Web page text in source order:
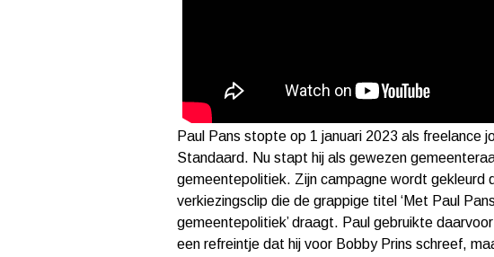
Paul Pans stopte op 1 januari 2023 als freelance
Standaard. Nu stapt hij als gewezen
gemeentepolitiek. Zijn campagne wordt gekleurd
verkiezingsclip die de grappige titel ‘Met Paul
gemeentepolitiek’ draagt. Paul gebruikte
een refreintje dat hij voor Bobby Prins schreef,